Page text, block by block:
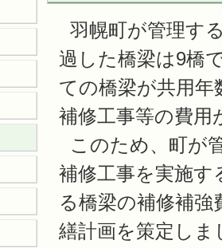
羽幌町が管理す
過した橋梁は9橋
ての橋梁が共用年
補修工事等の費
このため、町が
補修工事を実施す
る橋梁の補修補
繕計画を策定しま